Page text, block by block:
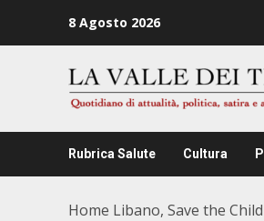
8 Agosto 2026
Rubrica Salute Cultura
Home Libano, Save the